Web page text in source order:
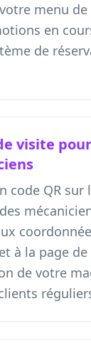
menu de
en
de
visite pour
code QR sur
à la page de
de votre